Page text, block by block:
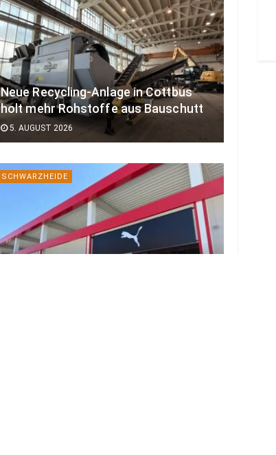
Neue Recycling-Anlage in Cottbus
holt mehr Rohstoffe aus Bauschutt
5. AUGUST 2026
SCHWARZHEIDE